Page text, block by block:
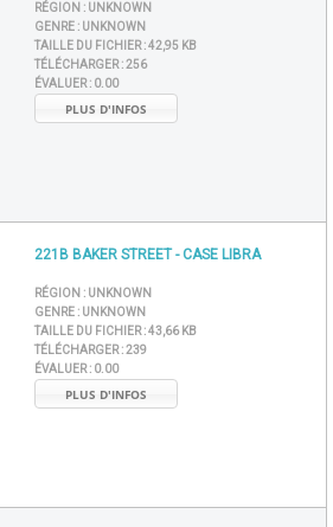
RÉGION : UNKNOWN
GENRE : UNKNOWN
TAILLE DU FICHIER :42,95 KB
TÉLÉCHARGER :256
ÉVALUER : 0.00
PLUS D'INFOS
221B BAKER STREET - CASE LIBRA
RÉGION : UNKNOWN
GENRE : UNKNOWN
TAILLE DU FICHIER :43,66 KB
TÉLÉCHARGER :239
ÉVALUER : 0.00
PLUS D'INFOS